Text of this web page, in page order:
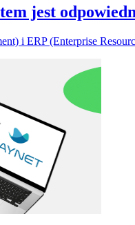
jest
i ERP (Enterprise